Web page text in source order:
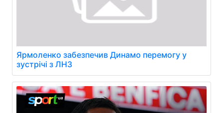
Ярмоленко забезпечив Динамо перемогу у
зустрічі з ЛНЗ